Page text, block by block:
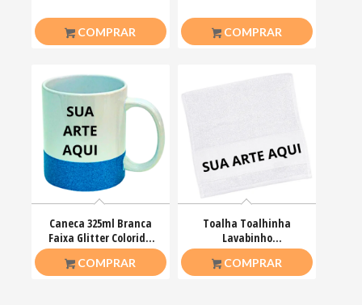
COMPRAR COMPRAR
Caneca 325ml Branca
Faixa Glitter Colorida
Personalizada
COMPRAR
Toalha Toalhinha
Lavabinho
Personalizada 23x38cm
COMPRAR